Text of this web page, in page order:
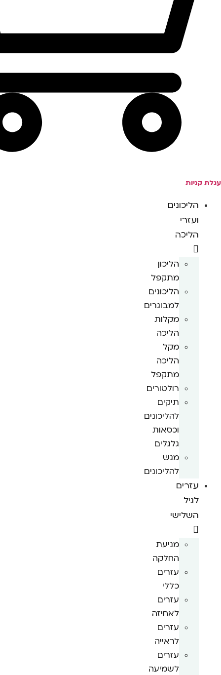
עגלת קניות
הליכונים
ועזרי
הליכה
הליכון
מתקפל
הליכונים
למבוגרים
מקלות
הליכה
מקל
הליכה
מתקפל
רולטורים
תיקים
להליכונים
וכסאות
גלגלים
מגש
להליכונים
עזרים
לגיל
השלישי
מניעת
החלקה
עזרים
כללי
עזרים
לאחיזה
עזרים
לראייה
עזרים
לשמיעה